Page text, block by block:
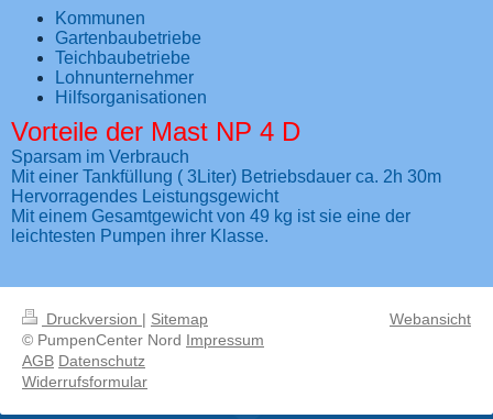
Kommunen
Gartenbaubetriebe
Teichbaubetriebe
Lohnunternehmer
Hilfsorganisationen
Vorteile der Mast NP 4 D
Sparsam im Verbrauch
Mit einer Tankfüllung ( 3Liter) Betriebsdauer ca. 2h 30m
Hervorragendes Leistungsgewicht
Mit einem Gesamtgewicht von 49 kg ist sie eine der
leichtesten Pumpen ihrer Klasse.
Druckversion | Sitemap
© PumpenCenter Nord Impressum
AGB Datenschutz
Widerrufsformular
Webansicht